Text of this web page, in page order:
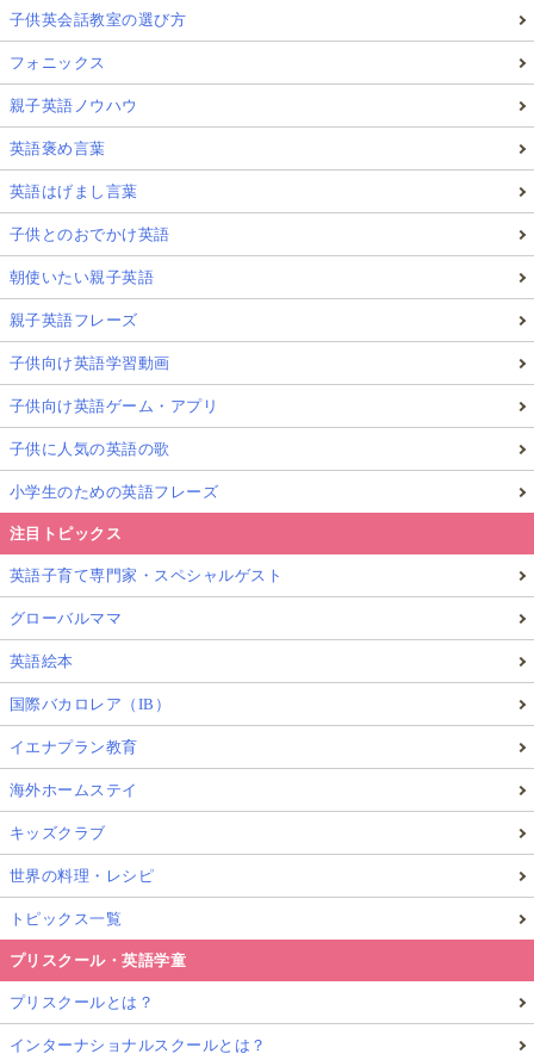
最後はママにも役に立つ親子の会話が入ったフレーズ
集CDを紹介します。
▲英語で「手をつなごうね」ってなんて言う？フレーズCD集は親
フレーズ集CDとは
手をつなごうね
靴を履こうね
など日常のちょっとした言葉を、ママが英語で子供に
話しかけるためのフレーズが入っているものです。
育児英語のフレーズCDの有名どころはこちらです。
［おすすめ英語CD：6］ヘンリーおじさんの英語
で子育てができる本
子供英会話教室の選び方
フォニックス
親子英語ノウハウ
英語褒め言葉
英語はげまし言葉
子供とのおでかけ英語
朝使いたい親子英語
親子英語フレーズ
子供向け英語学習動画
子供向け英語ゲーム・アプリ
子供に人気の英語の歌
小学生のための英語フレーズ
注目トピックス
英語子育て専門家・スペシャルゲスト
グローバルママ
英語絵本
国際バカロレア（IB）
イエナプラン教育
海外ホームステイ
キッズクラブ
世界の料理・レシピ
トピックス一覧
プリスクール・英語学童
プリスクールとは？
インターナショナルスクールとは？